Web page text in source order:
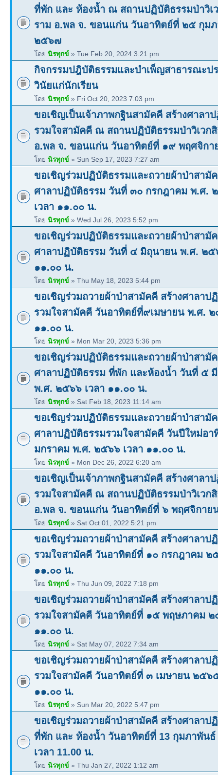
ที่พัก และ ห้องน้ำ ณ สถานปฏิบัติธรรมป่าวิเ
ราม อ.พล จ. ขอนแก่น วันอาทิตย์ที่ ๒๕ กุม
๒๕๖๗
โดย นิรทุกข์ » Tue Feb 20, 2024 3:21 pm
กิจกรรมปฎิบัติธรรมและบำเพ็ญสาธารณะป
วินัยแก่นักเรียน
โดย นิรทุกข์ » Fri Oct 20, 2023 7:03 pm
ขอเชิญเป็นเจ้าภาพกฐินสามัคคี สร้างศาลา
รวมใจสามัคคี ณ สถานปฏิบัติธรรมป่าวิเวก
อ.พล จ. ขอนแก่น วันอาทิตย์ที่ ๑๙ พฤศจิก
โดย นิรทุกข์ » Sun Sep 17, 2023 7:27 am
ขอเชิญร่วมปฏิบัติธรรมและถวายผ้าป่าสามั
ศาลาปฏิบัติธรรม วันที่ ๓๐ กรกฎาคม พ.ศ.
เวลา ๑๑.๐๐ น.
โดย นิรทุกข์ » Wed Jul 26, 2023 5:52 pm
ขอเชิญร่วมปฏิบัติธรรมและถวายผ้าป่าสามั
ศาลาปฏิบัติธรรม วันที่ ๔ มิถุนายน พ.ศ. ๒๕
๑๑.๐๐ น.
โดย นิรทุกข์ » Thu May 18, 2023 5:44 pm
ขอเชิญร่วมถวายผ้าป่าสามัคคี สร้างศาลาป
รวมใจสามัคคี วันอาทิตย์ที่๙เมษายน พ.ศ. ๒
๑๑.๐๐ น.
โดย นิรทุกข์ » Mon Mar 20, 2023 5:36 pm
ขอเชิญร่วมปฏิบัติธรรมและถวายผ้าป่าสามั
ศาลาปฏิบัติธรรม ที่พัก และห้องน้ำ วันที่ ๕
พ.ศ. ๒๕๖๖ เวลา ๑๑.๐๐ น.
โดย นิรทุกข์ » Sat Feb 18, 2023 11:14 am
ขอเชิญร่วมปฏิบัติธรรมและถวายผ้าป่าสามั
ศาลาปฏิบัติธรรมรวมใจสามัคคี วันปีใหม่อา
มกราคม พ.ศ. ๒๕๖๖ เวลา ๑๑.๐๐ น.
โดย นิรทุกข์ » Mon Dec 26, 2022 6:20 am
ขอเชิญเป็นเจ้าภาพกฐินสามัคคี สร้างศาลา
รวมใจสามัคคี ณ สถานปฏิบัติธรรมป่าวิเวก
อ.พล จ. ขอนแก่น วันอาทิตย์ที่ ๖ พฤศจิกา
โดย นิรทุกข์ » Sat Oct 01, 2022 5:21 pm
ขอเชิญร่วมถวายผ้าป่าสามัคคี สร้างศาลาป
รวมใจสามัคคี วันอาทิตย์ที่ ๑๐ กรกฎาคม ๒
๑๑.๐๐ น.
โดย นิรทุกข์ » Thu Jun 09, 2022 7:18 pm
ขอเชิญร่วมถวายผ้าป่าสามัคคี สร้างศาลาป
รวมใจสามัคคี วันอาทิตย์ที่ ๑๕ พฤษภาคม ๒
๑๑.๐๐ น.
โดย นิรทุกข์ » Sat May 07, 2022 7:34 am
ขอเชิญร่วมถวายผ้าป่าสามัคคี สร้างศาลาป
รวมใจสามัคคี วันอาทิตย์ที่ ๓ เมษายน ๒๕๖
๑๑.๐๐ น.
โดย นิรทุกข์ » Sun Mar 20, 2022 5:47 pm
ขอเชิญร่วมถวายผ้าป่าสามัคคี สร้างศาลาป
ที่พัก และ ห้องน้ำ วันอาทิตย์ที่ 13 กุมภาพันธ์
เวลา 11.00 น.
โดย นิรทุกข์ » Thu Jan 27, 2022 1:12 am